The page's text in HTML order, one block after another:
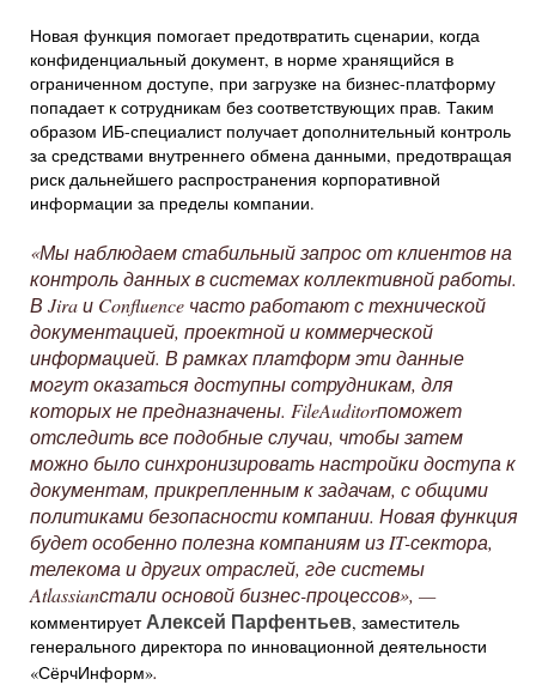
Новая функция помогает предотвратить сценарии, когда
конфиденциальный документ, в норме хранящийся в
ограниченном доступе, при загрузке на бизнес-платформу
попадает к сотрудникам без соответствующих прав. Таким
образом ИБ-специалист получает дополнительный контроль
за средствами внутреннего обмена данными, предотвращая
риск дальнейшего распространения корпоративной
информации за пределы компании.
«Мы наблюдаем стабильный запрос от клиентов на
контроль данных в системах коллективной работы.
В Jira и Confluence часто работают с технической
документацией, проектной и коммерческой
информацией. В рамках платформ эти данные
могут оказаться доступны сотрудникам, для
которых не предназначены. FileAuditorпоможет
отследить все подобные случаи, чтобы затем
можно было синхронизировать настройки доступа к
документам, прикрепленным к задачам, с общими
политиками безопасности компании. Новая функция
будет особенно полезна компаниям из IT-сектора,
телекома и других отраслей, где системы
Atlassianстали основой бизнес-процессов», —
комментируетАлексей Парфентьев, заместитель
генерального директора по инновационной деятельности
«СёрчИнформ».